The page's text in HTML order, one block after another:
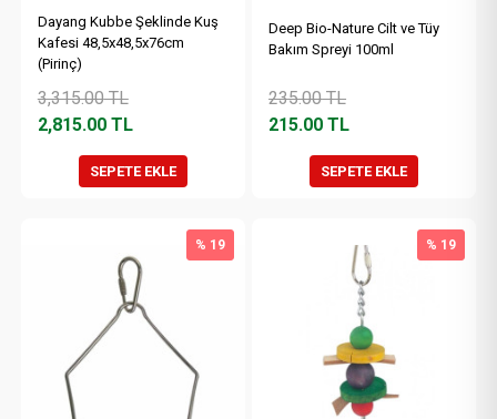
Dayang Kubbe Şeklinde Kuş
Kafesi 48,5x48,5x76cm
(Pirinç)
3,315.00TL
2,815.00TL
SEPETE EKLE
Deep Bio-Nature Cilt ve Tüy
Bakım Spreyi 100ml
235.00TL
215.00 TL
SEPETE EKLE
% 19 % 19